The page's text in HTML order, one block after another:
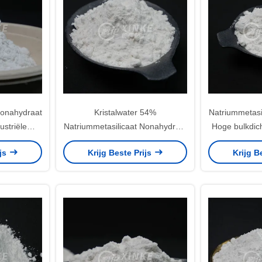
9H2O
Kristalwater 54%
Natriummetasilicaat Nonahydraat
Formule CAS 13517-24-3
Krijg Beste Prijs
Hoge
stofgehalte
Krijg